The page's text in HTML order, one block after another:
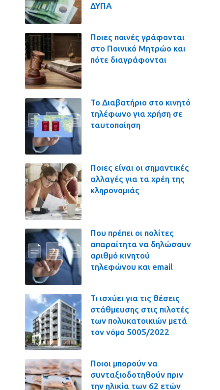
ΔΥΠΑ
Ποιες ποινές γράφονται
στο Ποινικό Μητρώο και
πότε διαγράφονται
Το Διαβατήριο στο κινητό
τηλέφωνο για χρήση σε
ταυτοποίηση
Ποιες είναι οι σημαντικές
αλλαγές για τα χρέη της
κληρονομιάς
Που πρέπει οι πολίτες
απαραίτητα να δηλώσουν
αριθμό κινητού
τηλεφώνου και email
Τι ισχύει για τις θέσεις
στάθμευσης στις πιλοτές
των πολυκατοικιών μετά
τον νόμο 5005/2022
Ποιοι μπορούν να
συνταξιοδοτηθούν πριν
την ηλικία των 62 ετών